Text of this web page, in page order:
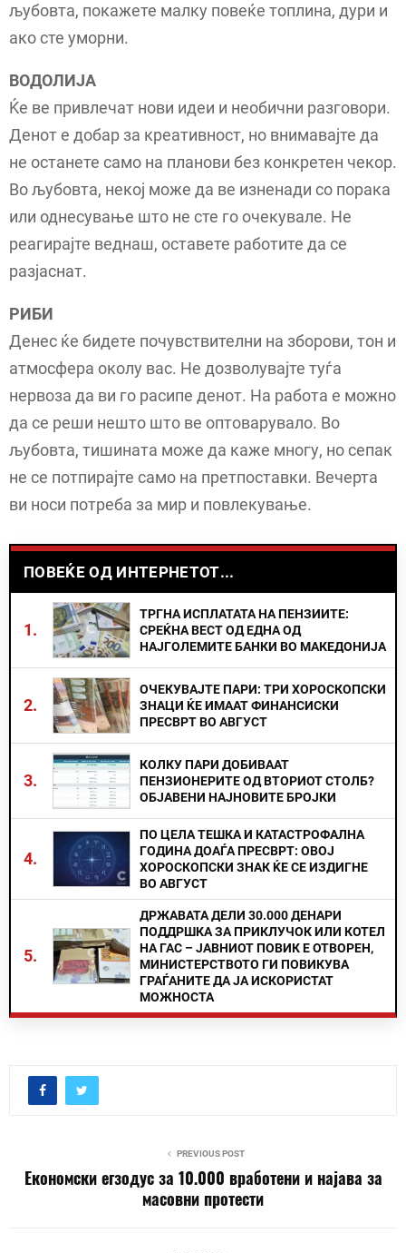
љубовта, покажете малку повеќе топлина, дури и
ако сте уморни.
ВОДОЛИЈА
Ќе ве привлечат нови идеи и необични разговори.
Денот е добар за креативност, но внимавајте да
не останете само на планови без конкретен чекор.
Во љубовта, некој може да ве изненади со порака
или однесување што не сте го очекувале. Не
реагирајте веднаш, оставете работите да се
разјаснат.
РИБИ
Денес ќе бидете почувствителни на зборови, тон и
атмосфера околу вас. Не дозволувајте туѓа
нервоза да ви го расипе денот. На работа е можно
да се реши нешто што ве оптоварувало. Во
љубовта, тишината може да каже многу, но сепак
не се потпирајте само на претпоставки. Вечерта
ви носи потреба за мир и повлекување.
ПОВЕЌЕ ОД ИНТЕРНЕТОТ...
1.
ТРГНА ИСПЛАТАТА НА ПЕНЗИИТЕ:
СРЕЌНА ВЕСТ ОД ЕДНА ОД
НАЈГОЛЕМИТЕ БАНКИ ВО МАКЕДОНИЈА
2.
ОЧЕКУВАЈТЕ ПАРИ: ТРИ ХОРОСКОПСКИ
ЗНАЦИ ЌЕ ИМААТ ФИНАНСИСКИ
ПРЕСВРТ ВО АВГУСТ
3.
КОЛКУ ПАРИ ДОБИВААТ
ПЕНЗИОНЕРИТЕ ОД ВТОРИОТ СТОЛБ?
ОБЈАВЕНИ НАЈНОВИТЕ БРОЈКИ
4.
ПО ЦЕЛА ТЕШКА И КАТАСТРОФАЛНА
ГОДИНА ДОАЃА ПРЕСВРТ: ОВОЈ
ХОРОСКОПСКИ ЗНАК ЌЕ СЕ ИЗДИГНЕ
ВО АВГУСТ
5.
ДРЖАВАТА ДЕЛИ 30.000 ДЕНАРИ
ПОДДРШКА ЗА ПРИКЛУЧОК ИЛИ КОТЕЛ
НА ГАС – ЈАВНИОТ ПОВИК Е ОТВОРЕН,
МИНИСТЕРСТВОТО ГИ ПОВИКУВА
ГРАЃАНИТЕ ДА ЈА ИСКОРИСТАТ
МОЖНОСТА
PREVIOUS POST
Економски егзодус за 10.000 вработени и најава за
масовни протести